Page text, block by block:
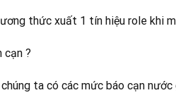
thức xuất 1 tín hiệu role khi
cạn ?
ta có các mức báo cạn nước